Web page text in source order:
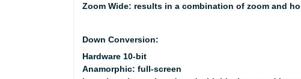
Zoom Wide: results in a combination of zoom and
Down Conversion:
Hardware 10-bit
Anamorphic: full-screen